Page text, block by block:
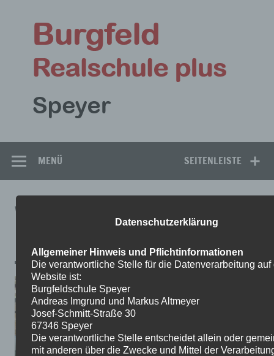
springen
SEITENLEISTE
MENÜ
WHATSAPP BILD 2024-12-02
UM 20.32.11_4050D462
Datenschutzerklärung
Allgemeiner Hinweis und Pflichtinformationen
Die verantwortliche Stelle für die Datenverarbeitung auf
Website ist:
Burgfeldschule Speyer
Andreas Imgrund und Markus Altmeyer
Josef-Schmitt-Straße 30
67346 Speyer
Die verantwortliche Stelle entscheidet allein oder
mit anderen über die Zwecke und Mittel der